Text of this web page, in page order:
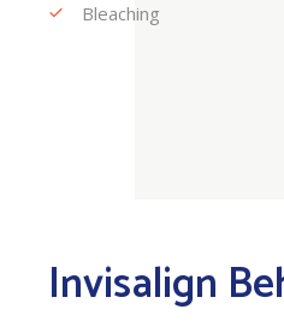
Bleaching
Invisalign